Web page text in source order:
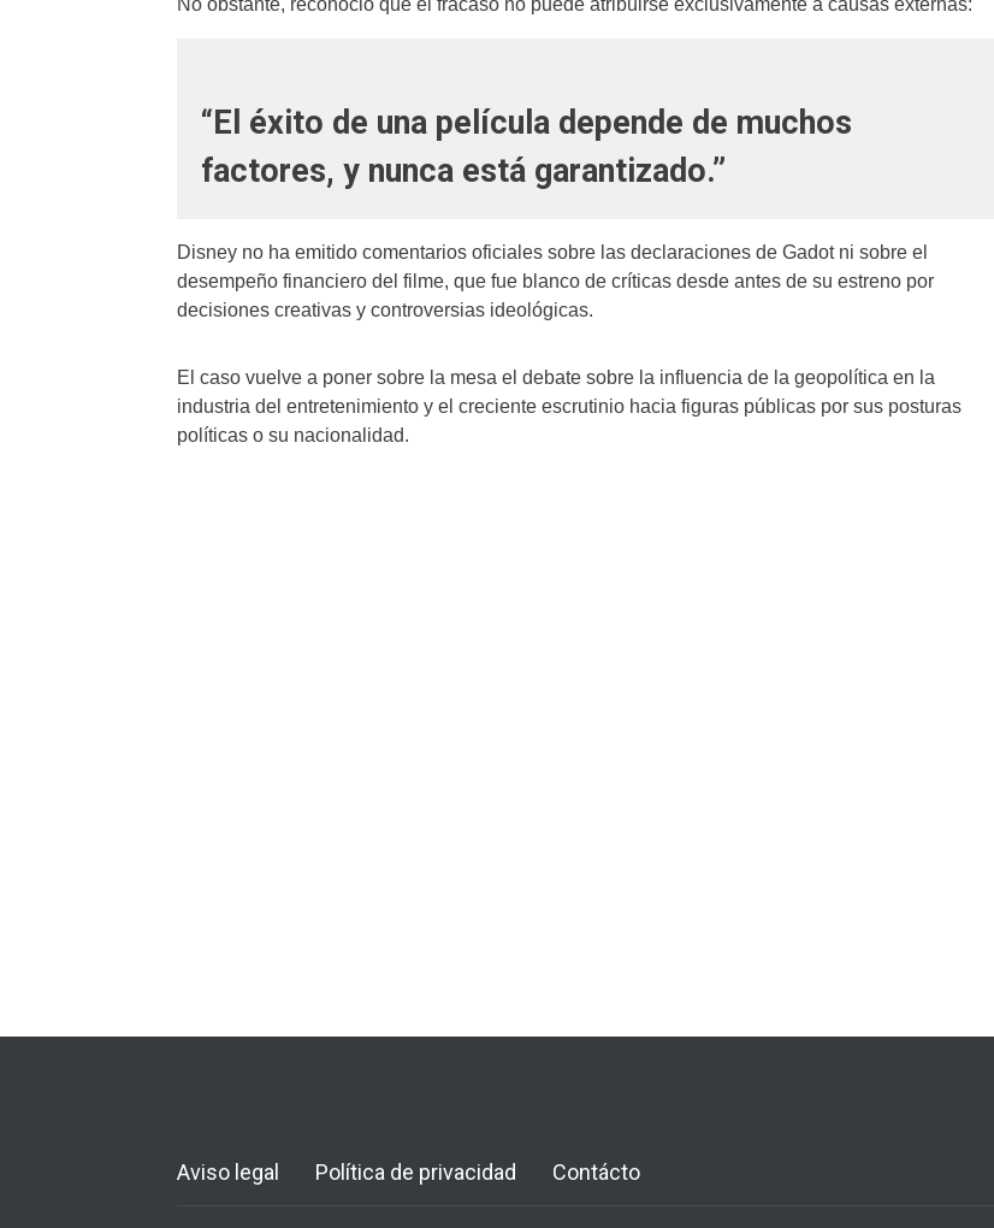
No obstante, reconoció que el fracaso no puede atribuirse exclusivamente a causas externas:
“El éxito de una película depende de muchos
factores, y nunca está garantizado.”
Disney no ha emitido comentarios oficiales sobre las declaraciones de Gadot ni sobre el
desempeño financiero del filme, que fue blanco de críticas desde antes de su estreno por
decisiones creativas y controversias ideológicas.
El caso vuelve a poner sobre la mesa el debate sobre la influencia de la geopolítica en la
industria del entretenimiento y el creciente escrutinio hacia figuras públicas por sus posturas
políticas o su nacionalidad.
Aviso legal Política de privacidad Contácto